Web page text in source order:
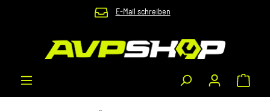
Zum Hauptinhalt springen E-Mail schreiben